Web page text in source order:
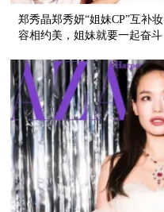
郑秀晶郑秀妍“姐妹CP”互补妆
容相约美，姐妹就要一起奋斗